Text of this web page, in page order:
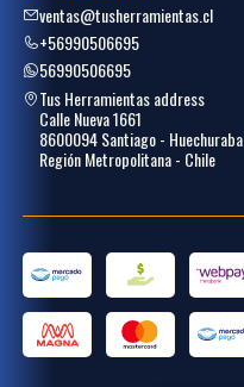
ventas@tusherramientas.cl
+56990506695
56990506695
Tus Herramientas address
Calle Nueva 1661
8600094 Santiago - Huechuraba
Región Metropolitana - Chile